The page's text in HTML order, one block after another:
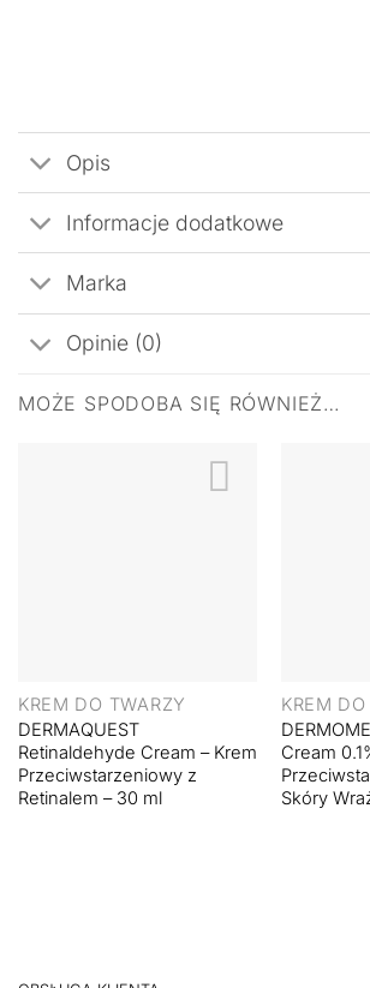
Opis
Informacje dodatkowe
Marka
Opinie (0)
MOŻE SPODOBA SIĘ RÓWNIEŻ…
KREM DO TWARZY
DERMAQUEST
Retinaldehyde Cream – Krem
Przeciwstarzeniowy z
Retinalem – 30 ml
KREM
Cream
Skóry